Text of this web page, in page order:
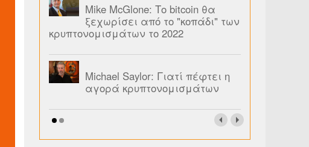
Mike McGlone: Το bitcoin θα
ξεχωρίσει από το "κοπάδι" των
κρυπτονομισμάτων το 2022
Michael Saylor: Γιατί πέφτει η
αγορά κρυπτονομισμάτων